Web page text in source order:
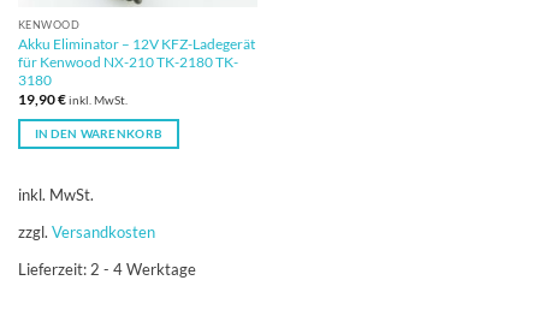
KENWOOD
Akku Eliminator – 12V KFZ-Ladegerät
für Kenwood NX-210 TK-2180 TK-
3180
19,90€inkl. MwSt.
IN DEN WARENKORB
inkl. MwSt.
zzgl. Versandkosten
Lieferzeit:2 - 4 Werktage